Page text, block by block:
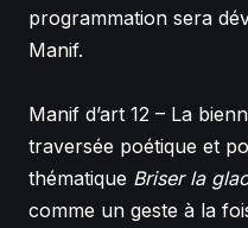
programmation sera
Manif.
Manif d’art 12 – La
traversée poétique et
thématique Briser la
comme un geste à la